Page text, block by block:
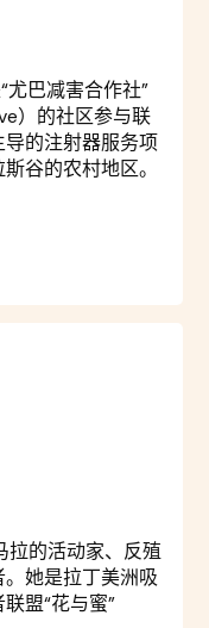
尤巴减害合作社”
）的社区参与联
的注射器服务项
谷的农村地区。
拉的活动家、反殖
她是拉丁美洲吸
盟“花与蜜”